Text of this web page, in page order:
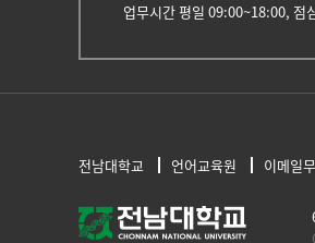
업무시간 평일 09:00~18:00, 점
전남대학교 언어교육원 이메일